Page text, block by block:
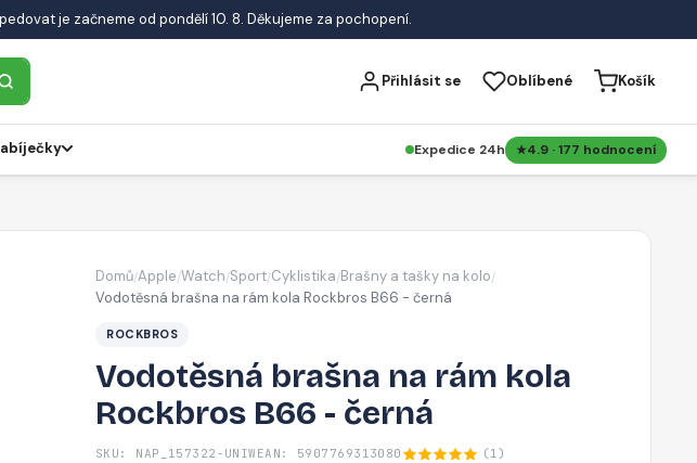
je začneme od pondělí 10. 8. Děkujeme za pochopení.
Přihlásit se Oblíbené Košík
Expedice 24h 4.9 · 177 hodnocení
Domů/Apple/Watch/Sport/Cyklistika/Brašny a tašky na kolo/
Vodotěsná brašna na rám kola Rockbros B66 - černá
ROCKBROS
Vodotěsná brašna na rám kola
Rockbros B66 - černá
SKU: NAP_157322-UNIWEAN: 5907769313080 (1)